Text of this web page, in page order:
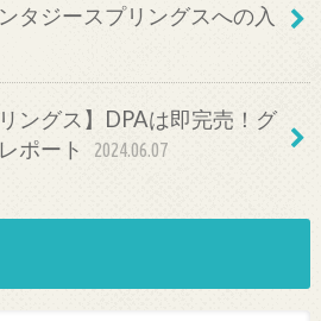
タジースプリングスへの入
ングス】DPAは即完売！グ
ポート
2024.06.07